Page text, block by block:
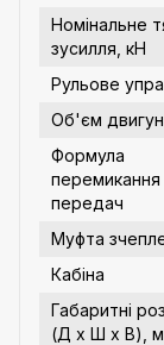
Номінальне
зусилля, кН
Рульове
Об'єм
Формула
перемикання
передач
Муфта
Кабіна
Габаритні
(Д х Ш х В),